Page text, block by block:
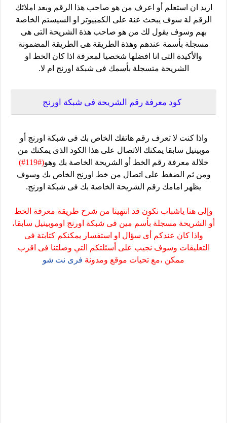
اريد ان استعلم أو اعرف من هو صاحب هذا الرقم وبعد املائك
الرقم لة سوف يبحث عنة على الكمبيوتر او السيستم الخاصة
بهم وسوف يقول لك من هو صاحب هذة الشريحة التى هى
مسجلة بأسمة عندهم وهذة الطريقة هى الطريقة المضمونة
والأكيدة التى انا افضلها شخصيا لمعرفة اذا كان الخط او
الشريحة متسجلة بأسمك فى شبكة اورنج ام لا.
كود معرفة رقم الشريحة فى شبكة اورنج
واذا كنت لا تعرف رقم هاتفك الخاص بك فى شبكة اورنج أو
موبينيل سابقا يمكنك الاتصال على هذا الكود الذى يمكنك من
خلالة معرفة رقم الخط أو الشريحة الخاصة بك وهو(#119#)
ومن ثم الضغط على اتصال من خط اورنج الخاص بك وسوف
يظهر امامك رقم الشريحة الخاصة بك فى شبكة اورنج.
وإلى هنا ياشباب نكون قد انتهينا من شرح طريقة معرفة الخط
أو الشريحة مسجلة بأسم مين فى شبكة اورنج اوموبينيل سابقا،
واذا كان عندكم أى سؤال او استفسار يمكنكم كتابتة فى
التعليقات وسوف نجيب على أسئلتكم التي وصلتنا فى اقرب
ممكن ،مع تحيات موقع ومدونة فرى نت شو